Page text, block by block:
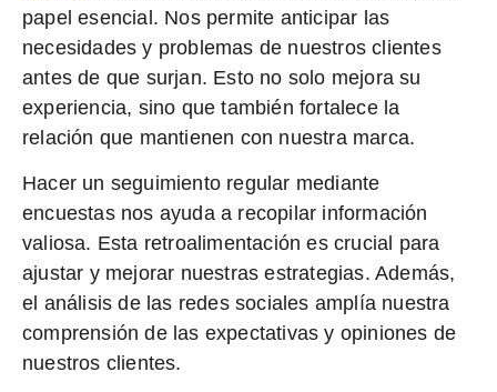
papel esencial. Nos permite anticipar las
necesidades y problemas de nuestros clientes
antes de que surjan. Esto no solo mejora su
experiencia, sino que también fortalece la
relación que mantienen con nuestra marca.
Hacer un seguimiento regular mediante
encuestas nos ayuda a recopilar información
valiosa. Esta retroalimentación es crucial para
ajustar y mejorar nuestras estrategias. Además,
el análisis de las redes sociales amplía nuestra
comprensión de las expectativas y opiniones de
nuestros clientes.